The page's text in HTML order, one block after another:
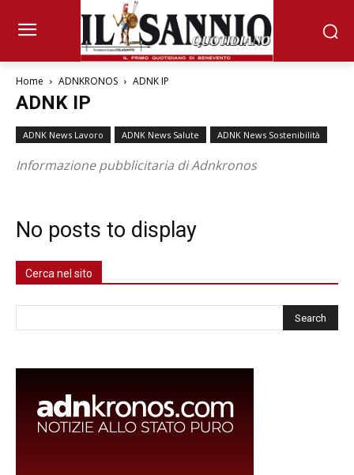
Home ADNKRONOS ADNK IP
ADNK IP
ADNK News Lavoro ADNK News Salute ADNK News Sostenibilità
Informazione pubblicitaria di Adnkronos
No posts to display
Cerca nel sito